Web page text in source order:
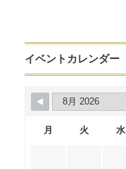
イベントカレンダー
月 火 水